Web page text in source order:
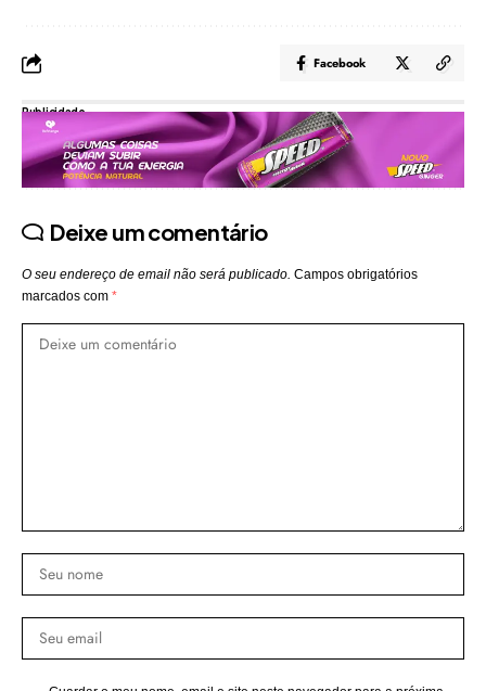
Facebook
Publicidade
Deixe um comentário
O seu endereço de email não será publicado. Campos obrigatórios
marcados com *